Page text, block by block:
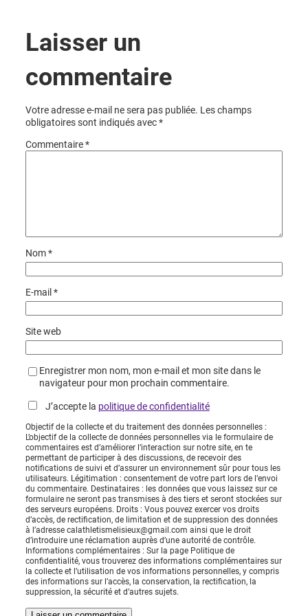
Laisser un
commentaire
Votre adresse e-mail ne sera pas publiée. Les champs
obligatoires sont indiqués avec*
Commentaire*
Nom*
E-mail *
Site web
Enregistrer mon nom, mon e-mail et mon site dans le
navigateur pour mon prochain commentaire.
J’accepte la politique de confidentialité
Objectif de la collecte et du traitement des données personnelles :
L’objectif de la collecte de données personnelles via le formulaire de
commentaires est d’améliorer l’interaction sur notre site, en te
permettant de participer à des discussions, de recevoir des
notifications de suivi et d’assurer un environnement sûr pour tous les
utilisateurs. Légitimation : consentement de votre part lors de l’envoi
du commentaire. Destinataires : les données que vous laissez sur ce
formulaire ne seront pas transmises à des tiers et seront stockées sur
des serveurs européens. Droits : Vous pouvez exercer vos droits
d’accès, de rectification, de limitation et de suppression des données
à l’adresse calathletismelisieux@gmail.com ainsi que le droit
d’introduire une réclamation auprès d’une autorité de contrôle.
Informations complémentaires : Sur la page Politique de
confidentialité, vous trouverez des informations complémentaires sur
la collecte et l’utilisation de vos informations personnelles, y compris
des informations sur l’accès, la conservation, la rectification, la
suppression, la sécurité et d’autres sujets.